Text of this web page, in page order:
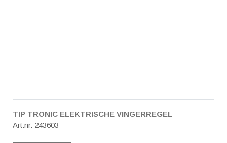
TIP TRONIC ELEKTRISCHE VINGERREGEL
Art.nr. 243603